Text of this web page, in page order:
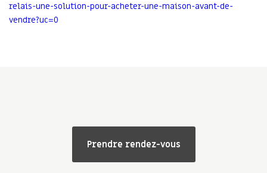
relais-une-solution-pour-acheter-une-maison-avant-de-
vendre?uc=0
Prendre rendez-vous